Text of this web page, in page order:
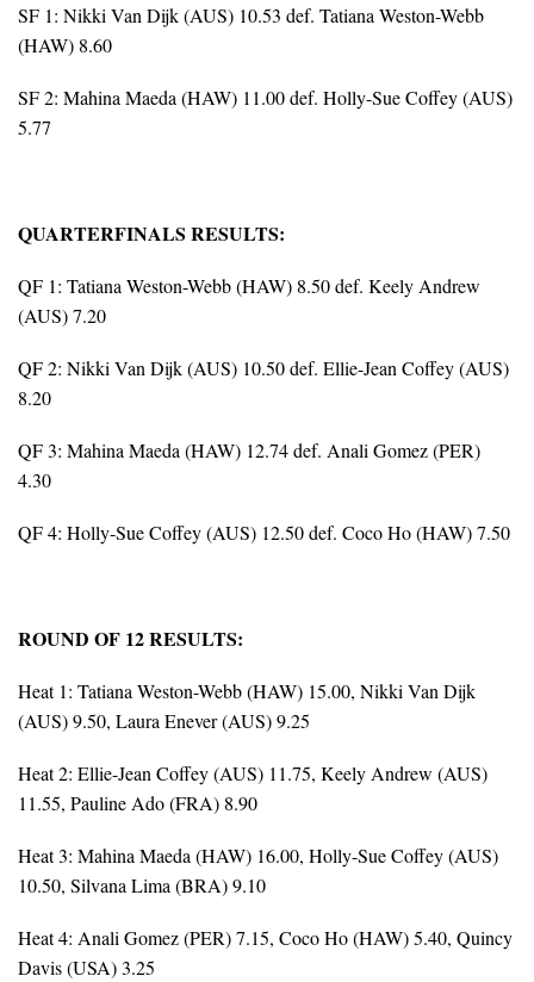
SF 1: Nikki Van Dijk (AUS) 10.53 def. Tatiana Weston-Webb
(HAW) 8.60
SF 2: Mahina Maeda (HAW) 11.00 def. Holly-Sue Coffey (AUS)
5.77
QUARTERFINALS RESULTS:
QF 1: Tatiana Weston-Webb (HAW) 8.50 def. Keely Andrew
(AUS) 7.20
QF 2: Nikki Van Dijk (AUS) 10.50 def. Ellie-Jean Coffey (AUS)
8.20
QF 3: Mahina Maeda (HAW) 12.74 def. Anali Gomez (PER)
4.30
QF 4: Holly-Sue Coffey (AUS) 12.50 def. Coco Ho (HAW) 7.50
ROUND OF 12 RESULTS:
Heat 1: Tatiana Weston-Webb (HAW) 15.00, Nikki Van Dijk
(AUS) 9.50, Laura Enever (AUS) 9.25
Heat 2: Ellie-Jean Coffey (AUS) 11.75, Keely Andrew (AUS)
11.55, Pauline Ado (FRA) 8.90
Heat 3: Mahina Maeda (HAW) 16.00, Holly-Sue Coffey (AUS)
10.50, Silvana Lima (BRA) 9.10
Heat 4: Anali Gomez (PER) 7.15, Coco Ho (HAW) 5.40, Quincy
Davis (USA) 3.25